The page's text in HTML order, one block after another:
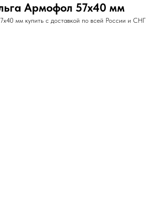
Армофол 57х40 мм
мм купить с доставкой по всей России и СНГ